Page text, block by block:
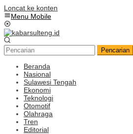
Loncat ke konten
Menu Mobile
Pencarian
Beranda
Nasional
Sulawesi Tengah
Ekonomi
Teknologi
Otomotif
Olahraga
Tren
Editorial